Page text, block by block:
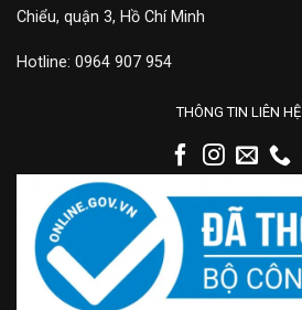
Chiểu, quận 3, Hồ Chí Minh
Hotline: 0964 907 954
THÔNG TIN LIÊN HỆ